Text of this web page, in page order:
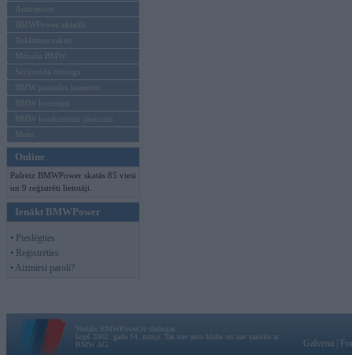
Autosports
BMWPower aktuāli
Reklāmas raksti
Mēneša BMW
Sērijveida tūnings
BMW pasaules jaunumi
BMW koncepti
BMW konkurentu jaunumi
Moto
Online
Pašreiz BMWPower skatās 85 viesi
un 9 reģistrēti lietotāji.
Ienākt BMWPower
• Pieslēgties
• Reģistrēties
• Aizmirsi paroli?
Vortāls BMWPower.lv darbojas
kopš 2002. gada 14. maija. Tas nav auto klubs un nav saistīts ar
BMW AG.
Galvena